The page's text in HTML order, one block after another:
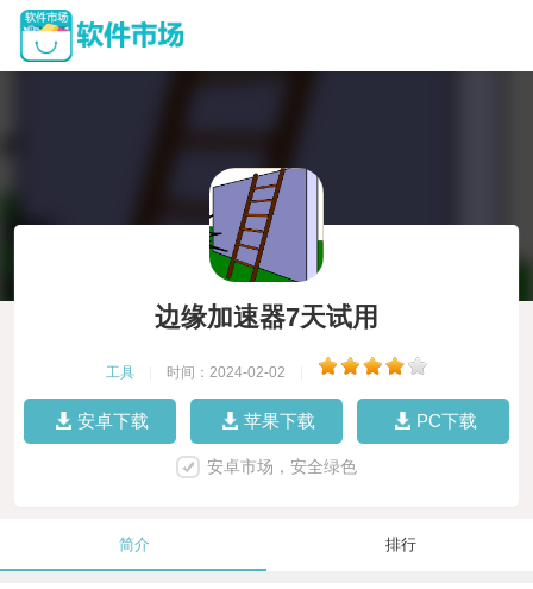
边缘加速器7天试用
工具 时间：2024-02-02
安卓下载 苹果下载 PC下载
安卓市场，安全绿色
简介 排行